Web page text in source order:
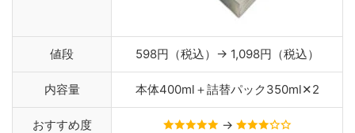
値段 598円（税込）→ 1,098円（税込）
内容量 本体400ml＋詰替パック350ml✕2
おすすめ度 →